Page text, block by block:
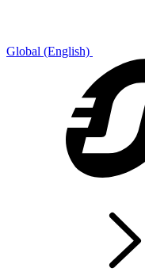
Global (English)